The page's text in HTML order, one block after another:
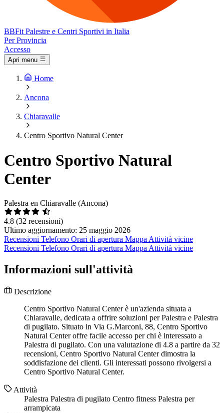
BBFit Palestre e Centri Sportivi in Italia
Per Provincia
Accesso
Apri menu
Home
Ancona
Chiaravalle
Centro Sportivo Natural Center
Centro Sportivo Natural
Center
Palestra en Chiaravalle (Ancona)
4.8 (32 recensioni)
Ultimo aggiornamento: 25 maggio 2026
Recensioni Telefono Orari di apertura Mappa Attività vicine
Recensioni Telefono Orari di apertura Mappa Attività vicine
Informazioni sull'attività
Descrizione
Centro Sportivo Natural Center è un'azienda situata a
Chiaravalle, dedicata a offrire soluzioni per Palestra e Palestra
di pugilato. Situato in Via G.Marconi, 88, Centro Sportivo
Natural Center offre facile accesso per chi è interessato a
Palestra di pugilato. Con una valutazione di 4.8 a partire da 32
recensioni, Centro Sportivo Natural Center dimostra la
soddisfazione dei clienti. Gli interessati possono rivolgersi a
Centro Sportivo Natural Center.
Attività
Palestra Palestra di pugilato Centro fitness Palestra per
arrampicata